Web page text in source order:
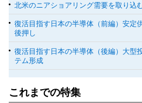
北米のニアショアリング需要を取り込
復活目指す日本の半導体（前編）安定
後押し
復活目指す日本の半導体（後編）大型
テム形成
これまでの特集